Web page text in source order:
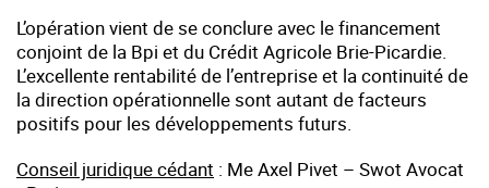
L’opération vient de se conclure avec le financement
conjoint de la Bpi et du Crédit Agricole Brie-Picardie.
L’excellente rentabilité de l’entreprise et la continuité de
la direction opérationnelle sont autant de facteurs
positifs pour les développements futurs.
Conseil juridique cédant : Me Axel Pivet – Swot Avocat